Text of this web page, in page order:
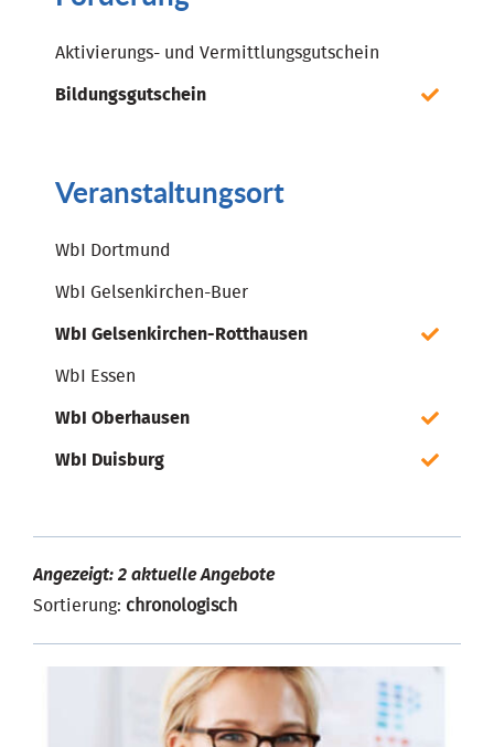
Aktivierungs- und Vermittlungsgutschein
Bildungsgutschein
Veranstaltungsort
WbI Dortmund
WbI Gelsenkirchen-Buer
WbI Gelsenkirchen-Rotthausen
WbI Essen
WbI Oberhausen
WbI Duisburg
Angezeigt: 2 aktuelle Angebote
Sortierung: chronologisch